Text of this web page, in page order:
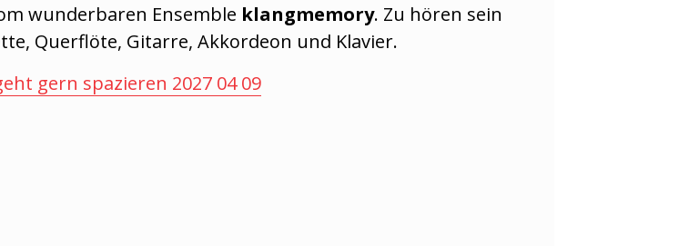
wunderbaren Ensemble klangmemory. Zu hören sein
Querflöte, Gitarre, Akkordeon und Klavier.
gern spazieren 2027 04 09